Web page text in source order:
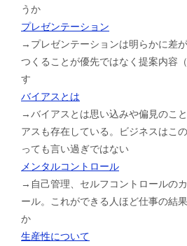
うか
プレゼンテーション
→プレゼンテーションは明らかに差
つくることが優先ではなく提案内容
す
バイアスとは
→バイアスとは思い込みや偏見のこ
アスも存在している。ビジネスはこ
っても言い過ぎではない
メンタルコントロール
→自己管理、セルフコントロールの
ール。これができる人ほど仕事の結
か
生産性について